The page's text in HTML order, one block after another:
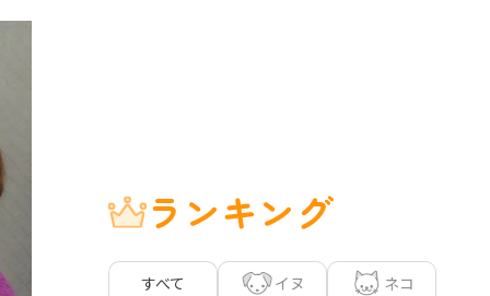
ランキング
すべて イヌ ネコ